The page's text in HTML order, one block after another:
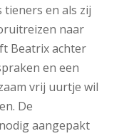
tieners en als zij
naar
Beatrix achter
en een
vrij uurtje wil
De
aangepakt